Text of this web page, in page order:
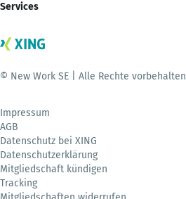
Services
© New Work SE | Alle Rechte vorbehalten
Impressum
AGB
Datenschutz bei XING
Datenschutzerklärung
Mitgliedschaft kündigen
Tracking